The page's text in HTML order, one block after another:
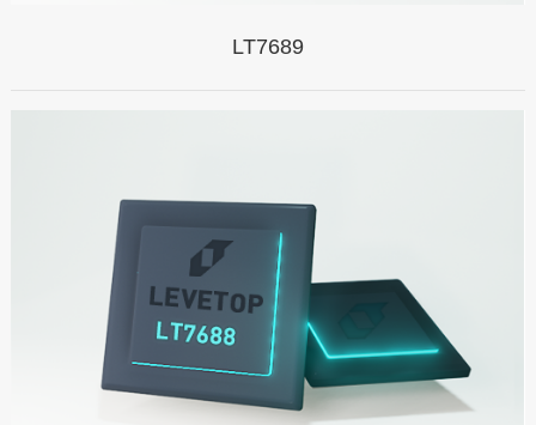
LT7689